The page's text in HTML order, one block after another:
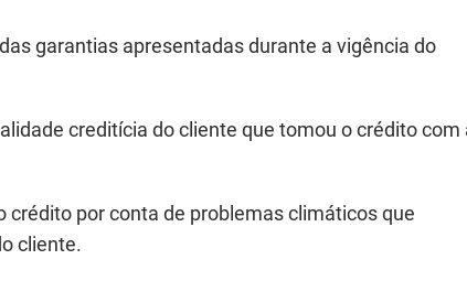
garantias apresentadas durante a vigência do
creditícia do cliente que tomou o crédito com
crédito por conta de problemas climáticos que
cliente.